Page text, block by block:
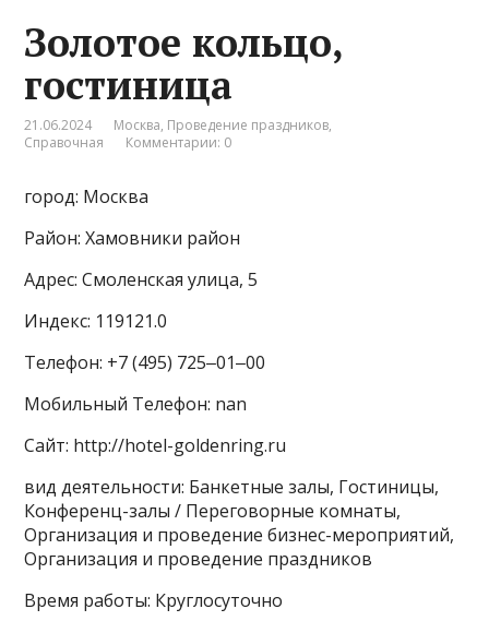
Золотое кольцо,
гостиница
21.06.2024 Москва, Проведение праздников,
Справочная
Комментарии: 0
город: Москва
Район: Хамовники район
Адрес: Смоленская улица, 5
Индекс: 119121.0
Телефон: +7 (495) 725‒01‒00
Мобильный Телефон: nan
Сайт: http://hotel-goldenring.ru
вид деятельности: Банкетные залы, Гостиницы,
Конференц-залы / Переговорные комнаты,
Организация и проведение бизнес-мероприятий,
Организация и проведение праздников
Время работы: Круглосуточно